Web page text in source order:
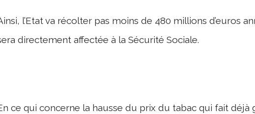
l’Etat va récolter pas moins de 480 millions d’euros
directement affectée à la Sécurité Sociale.
ce qui concerne la hausse du prix du tabac qui fait déjà